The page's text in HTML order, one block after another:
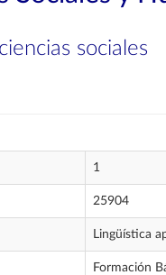
sociales
1
25904
Lingüística
Formación